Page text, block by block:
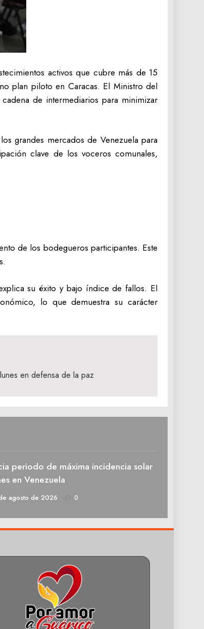
activos que cubre más de 15
plan piloto en Caracas. El Ministro del
de intermediarios para minimizar
grandes mercados de Venezuela para
clave de los voceros comunales,
de los bodegueros participantes. Este
su éxito y bajo índice de fallos. El
lo que demuestra su carácter
en defensa de la paz
periodo de máxima incidencia solar
en Venezuela
agosto de 2026 0